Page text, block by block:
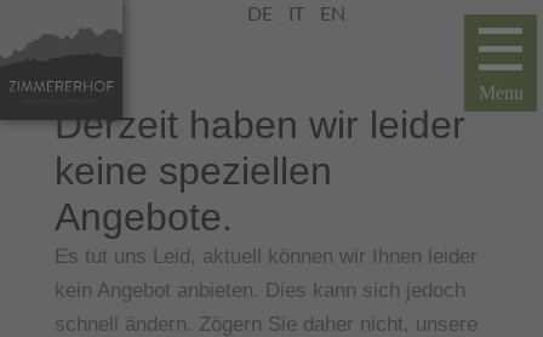
DE IT EN
Derzeit haben wir leider
keine speziellen
Angebote.
Es tut uns Leid, aktuell können wir Ihnen leider
kein Angebot anbieten. Dies kann sich jedoch
schnell ändern. Zögern Sie daher nicht, unsere